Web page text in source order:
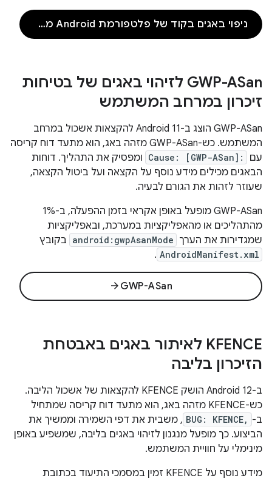
ניפוי באגים בקוד של פלטפורמת Android מקורית
GWP-ASan לזיהוי באגים של בטיחות
זיכרון במרחב המשתמש
GWP-ASan הוצג ב-Android 11 להקצאות אשכול במרחב
המשתמש. כש-GWP-ASan מזהה באג, הוא מתעד דוח קריסה
עם
Cause: [GWP-ASan]: ומפסיק את התהליך. דוחות
הבאגים מכילים מידע נוסף על הקצאה ועל ביטול הקצאה,
שעוזר לזהות את הגורם לבעיה.
GWP-ASan מופעל באופן אקראי בזמן ההפעלה, ב-1%
מהתהליכים או מהאפליקציות במערכת, ובאפליקציות
שמגדירות את הערך android:gwpAsanMode בקובץ
AndroidManifest.xml
.
GWP-ASan
arrow_forward
KFENCE לאיתור באגים באבטחת
הזיכרון בליבה
ב-Android 12 הושק KFENCE להקצאות של אשכול הליבה.
כש-KFENCE מזהה באג, הוא מתעד דוח קריסה שמתחיל
ב- BUG: KFENCE, , משבית את דפי השמירה וממשיך את
הביצוע. כך מופעל מנגנון לזיהוי באגים בליבה, שמשפיע באופן
מינימלי על חוויית המשתמש.
מידע נוסף על KFENCE זמין במסמכי התיעוד בכתובת